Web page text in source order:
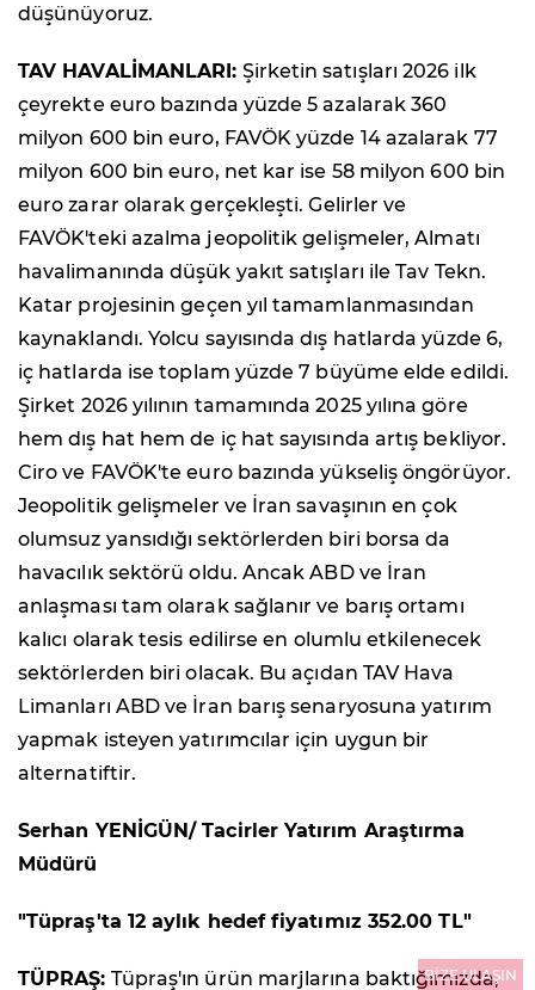
düşünüyoruz.
TAV HAVALİMANLARI: Şirketin satışları 2026 ilk
çeyrekte euro bazında yüzde 5 azalarak 360
milyon 600 bin euro, FAVÖK yüzde 14 azalarak 77
milyon 600 bin euro, net kar ise 58 milyon 600 bin
euro zarar olarak gerçekleşti. Gelirler ve
FAVÖK'teki azalma jeopolitik gelişmeler, Almatı
havalimanında düşük yakıt satışları ile Tav Tekn.
Katar projesinin geçen yıl tamamlanmasından
kaynaklandı. Yolcu sayısında dış hatlarda yüzde 6,
iç hatlarda ise toplam yüzde 7 büyüme elde edildi.
Şirket 2026 yılının tamamında 2025 yılına göre
hem dış hat hem de iç hat sayısında artış bekliyor.
Ciro ve FAVÖK'te euro bazında yükseliş öngörüyor.
Jeopolitik gelişmeler ve İran savaşının en çok
olumsuz yansıdığı sektörlerden biri borsa da
havacılık sektörü oldu. Ancak ABD ve İran
anlaşması tam olarak sağlanır ve barış ortamı
kalıcı olarak tesis edilirse en olumlu etkilenecek
sektörlerden biri olacak. Bu açıdan TAV Hava
Limanları ABD ve İran barış senaryosuna yatırım
yapmak isteyen yatırımcılar için uygun bir
alternatiftir.
Serhan YENİGÜN/ Tacirler Yatırım Araştırma
Müdürü
"Tüpraş'ta 12 aylık hedef fiyatımız 352.00 TL"
TÜPRAŞ: Tüpraş'ın ürün marjlarına baktığımızda,
BİZE ULAŞIN